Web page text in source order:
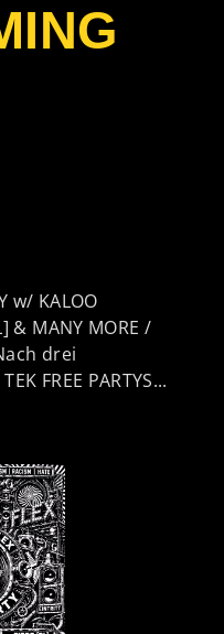
w/ KALOO
& MANY MORE /
drei
FREE PARTYS...